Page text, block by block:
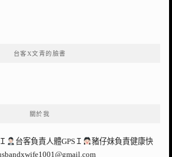
台客X文青的臉書
關於我
台客負責人體GPSＩ
豬仔妹負責健康快